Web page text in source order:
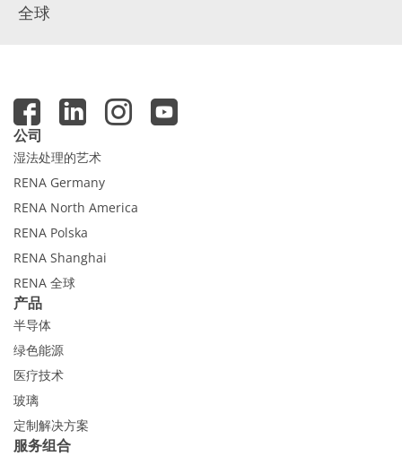
全球
公司
湿法处理的艺术
RENA Germany
RENA North America
RENA Polska
RENA Shanghai
RENA 全球
产品
半导体
绿色能源
医疗技术
玻璃
定制解决方案
服务组合